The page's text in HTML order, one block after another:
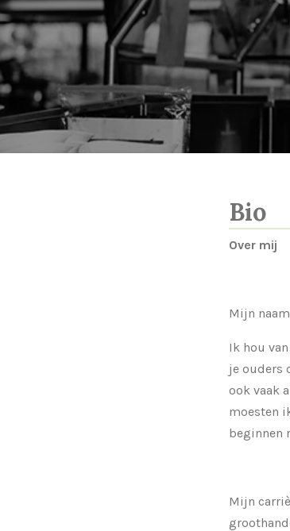
Bio
Over mij
Mijn
Ik hou
je ouders
ook vaak
moesten
beginnen
Mijn